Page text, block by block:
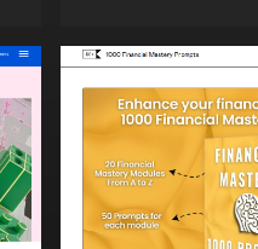
Mit Linguo.ai
Code ganz